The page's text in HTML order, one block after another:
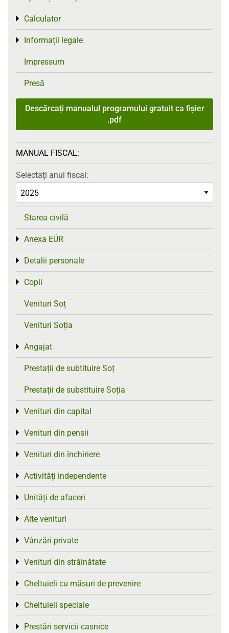
Calculator
Toggle menu
Informații legale
Toggle menu
Impressum
Presă
Descărcați manualul programului gratuit ca fișier
.pdf
MANUAL FISCAL:
Selectați anul fiscal:
Starea civilă
Anexa EÜR
Toggle menu
Detalii personale
Toggle menu
Copii
Toggle menu
Venituri Soț
Venituri Soția
Angajat
Toggle menu
Prestații de subtituire Soț
Prestații de substituire Soția
Venituri din capital
Toggle menu
Venituri din pensii
Toggle menu
Venituri din închiriere
Toggle menu
Activități independente
Toggle menu
Unități de afaceri
Toggle menu
Alte venituri
Toggle menu
Vânzări private
Toggle menu
Venituri din străinătate
Toggle menu
Cheltuieli cu măsuri de prevenire
Toggle menu
Cheltuieli speciale
Toggle menu
Prestări servicii casnice
Toggle menu